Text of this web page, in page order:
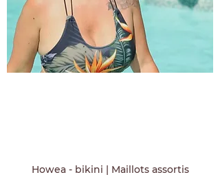
Howea - bikini | Maillots assortis